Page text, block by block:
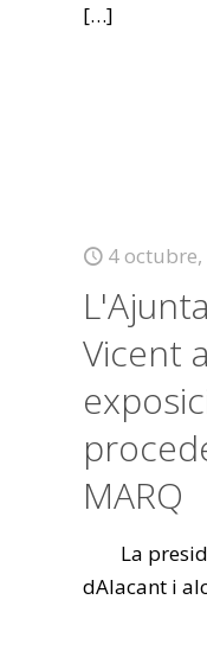
[…]
4 octubre,
Vicent
MARQ
La
dAlacant i